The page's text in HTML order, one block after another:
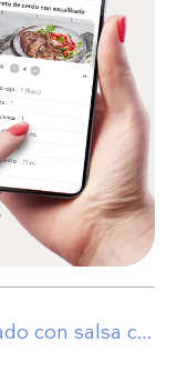
y coliflor frita en mantequilla